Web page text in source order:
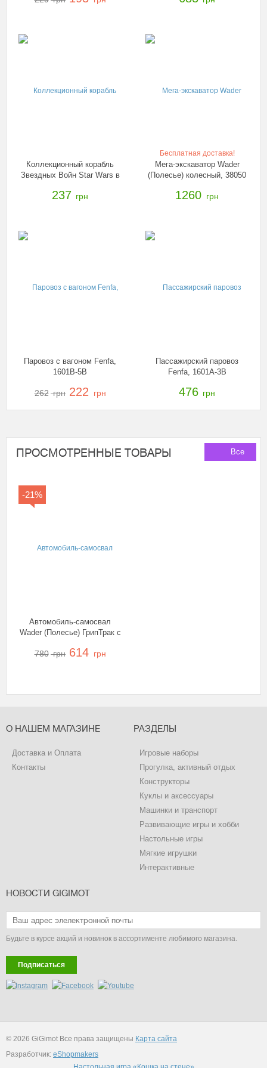
Коллекционный корабль
Звездных Войн Star Wars в
237 грн
Бесплатная доставка!
Мега-экскаватор Wader
(Полесье) колесный, 38050
1260 грн
Паровоз с вагоном Fenfa,
1601B-5B
262 грн 222 грн
Пассажирский паровоз
Fenfa, 1601A-3B
476 грн
ПРОСМОТРЕННЫЕ ТОВАРЫ Все
-21%
Автомобиль-самосвал
Wader (Полесье) ГрипТрак с
780 грн 614 грн
О НАШЕМ МАГАЗИНЕ
Доставка и Оплата
Контакты
РАЗДЕЛЫ
Игровые наборы
Прогулка, активный отдых
Конструкторы
Куклы и аксессуары
Машинки и транспорт
Развивающие игры и хобби
Настольные игры
Мягкие игрушки
Интерактивные
НОВОСТИ GIGIMOT
Будьте в курсе акций и новинок в ассортименте любимого магазина.
Подписаться
© 2026 GiGimot Все права защищены Карта сайта
Разработчик: eShopmakers